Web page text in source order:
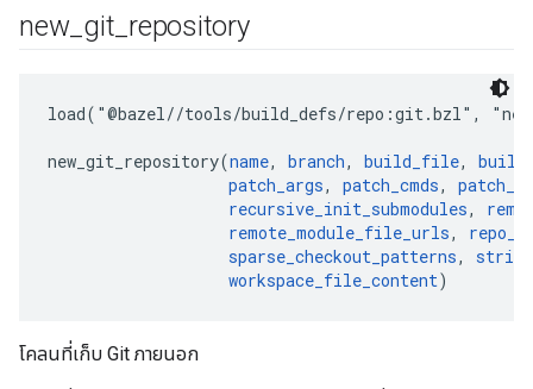
new_ git repository
load("@bazel//tools/build_defs/repo:git.bzl",
new_git_repository(name, branch, build_file,
patch_args, patch_cmds,
recursive_init_submodules,
remote_module_file_urls,
sparse_checkout_patterns,
workspace_file_content
โคลนที่เก็บ Git ภายนอก